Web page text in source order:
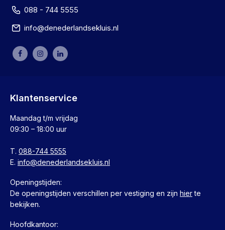
088 - 744 5555
info@denederlandsekluis.nl
Klantenservice
Maandag t/m vrijdag
09:30 – 18:00 uur
T. 088-744 5555
E. info@denederlandsekluis.nl
Openingstijden:
De openingstijden verschillen per vestiging en zijn hierte
bekijken.
Hoofdkantoor: